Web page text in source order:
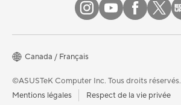
Canada / Français
©ASUSTeK Computer Inc. Tous droits réservés.
Mentions légales
Respect de la vie privée